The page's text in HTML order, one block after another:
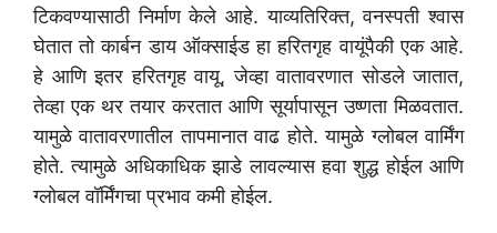
टिकवण्यासाठी निर्माण केले आहे. याव्यतिरिक्त, वनस्पती श्वास
घेतात तो कार्बन डाय ऑक्साईड हा हरितगृह वायूंपैकी एक आहे.
हे आणि इतर हरितगृह वायू, जेव्हा वातावरणात सोडले जातात,
तेव्हा एक थर तयार करतात आणि सूर्यापासून उष्णता मिळवतात.
यामुळे वातावरणातील तापमानात वाढ होते. यामुळे ग्लोबल वार्मिंग
होते. त्यामुळे अधिकाधिक झाडे लावल्यास हवा शुद्ध होईल आणि
ग्लोबल वॉर्मिंगचा प्रभाव कमी होईल.